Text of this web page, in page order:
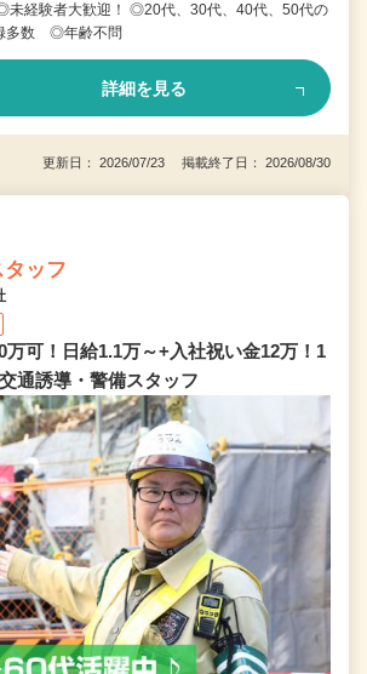
未経験者大歓迎！ ◎20代、30代、40代、50代の
多数 ◎年齢不問
詳細を見る
更新日： 2026/07/23 掲載終了日： 2026/08/30
ッフ
万可！日給1.1万～+入社祝い金12万！1
通誘導・警備スタッフ